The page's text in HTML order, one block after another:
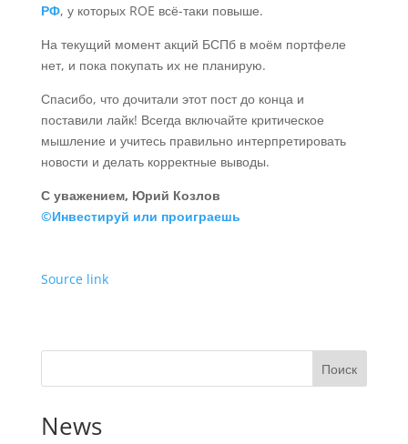
РФ, у которых ROE всё-таки повыше.
На текущий момент акций БСПб в моём портфеле
нет, и пока покупать их не планирую.
Спасибо, что дочитали этот пост до конца и
поставили лайк! Всегда включайте критическое
мышление и учитесь правильно интерпретировать
новости и делать корректные выводы.
С уважением, Юрий Козлов
©Инвестируй или проиграешь
Source link
Поиск
News